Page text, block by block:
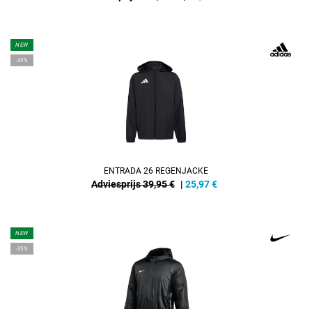
NEW
-35%
ENTRADA 26 REGENJACKE
Adviesprijs 39,95 € | 25,97€
NEW
-35%